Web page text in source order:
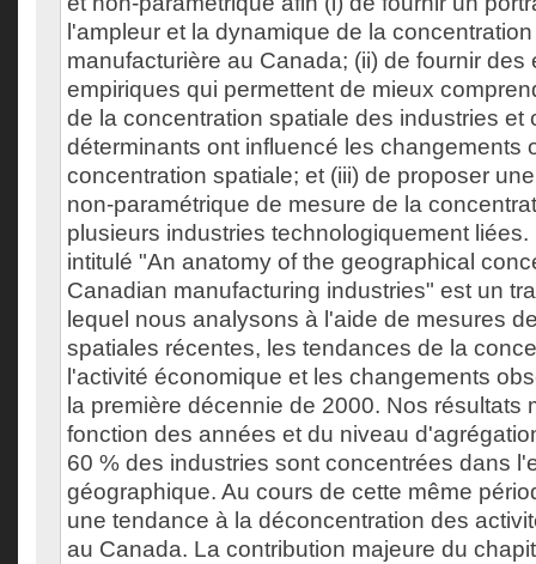
l'ampleur et la dynamique de la
manufacturière au Canada; (ii) de fournir des
empiriques qui permettent de mieux
de la concentration spatiale des industries et
déterminants ont influencé les changements
concentration spatiale; et (iii) de proposer
non-paramétrique de mesure de la
plusieurs industries technologiquement
intitulé "An anatomy of the geographical
Canadian manufacturing industries" est un
lequel nous analysons à l'aide de mesures
spatiales récentes, les tendances de la
l'activité économique et les changements
la première décennie de 2000. Nos résultats
fonction des années et du niveau
60 % des industries sont concentrées dans
géographique. Au cours de cette même
une tendance à la déconcentration des
au Canada. La contribution majeure du